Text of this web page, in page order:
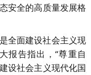
安全的高质量发展格
全面建设社会主义现
报告指出，“尊重自
设社会主义现代化国